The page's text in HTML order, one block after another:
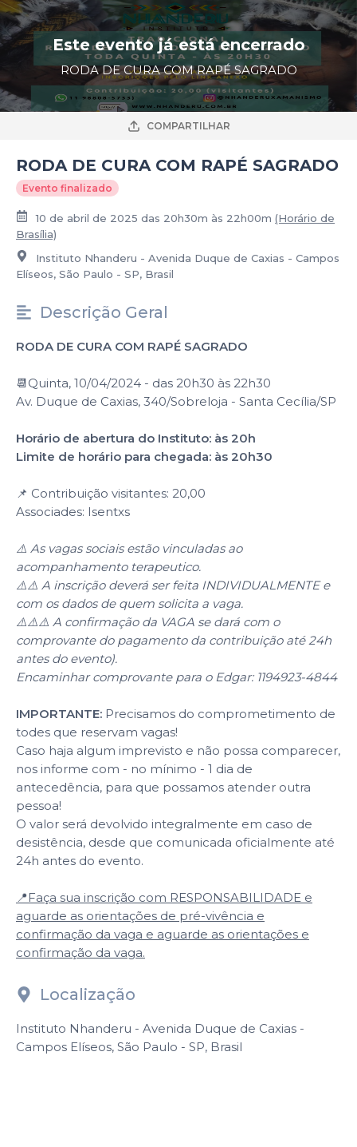
Este evento já está encerrado
RODA DE CURA COM RAPÉ SAGRADO
COMPARTILHAR
RODA DE CURA COM RAPÉ SAGRADO
Evento finalizado
10 de abril de 2025 das 20h30m às 22h00m (Horário de
Brasília)
Instituto Nhanderu - Avenida Duque de Caxias - Campos
Elíseos, São Paulo - SP, Brasil
Descrição Geral
RODA DE CURA COM RAPÉ SAGRADO
📆Quinta, 10/04/2024 - das 20h30 às 22h30
Av. Duque de Caxias, 340/Sobreloja - Santa Cecília/SP
Horário de abertura do Instituto: às 20h
Limite de horário para chegada: às 20h30
📌 Contribuição visitantes: 20,00
Associades: Isentxs
⚠️ As vagas sociais estão vinculadas ao
acompanhamento terapeutico.
⚠️⚠️ A inscrição deverá ser feita INDIVIDUALMENTE e
com os dados de quem solicita a vaga.
⚠️⚠️⚠️ A confirmação da VAGA se dará com o
comprovante do pagamento da contribuição até 24h
antes do evento).
Encaminhar comprovante para o Edgar: 1194923-4844
IMPORTANTE: Precisamos do comprometimento de
todes que reservam vagas!
Caso haja algum imprevisto e não possa comparecer,
nos informe com - no mínimo - 1 dia de
antecedência, para que possamos atender outra
pessoa!
O valor será devolvido integralmente em caso de
desistência, desde que comunicada oficialmente até
24h antes do evento.
📍Faça sua inscrição com RESPONSABILIDADE e
aguarde as orientações de pré-vivência e
confirmação da vaga e aguarde as orientações e
confirmação da vaga.
Localização
Instituto Nhanderu - Avenida Duque de Caxias -
Campos Elíseos, São Paulo - SP, Brasil